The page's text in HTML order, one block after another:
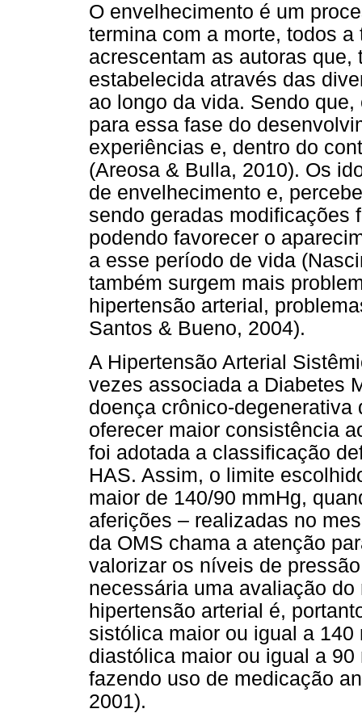
O envelhecimento é um
termina com a morte, todos
acrescentam as autoras
estabelecida através das
ao longo da vida. Sendo
para essa fase do
experiências e, dentro do
(Areosa & Bulla, 2010). Os
de envelhecimento e,
sendo geradas modificações
podendo favorecer o
a esse período de vida
também surgem mais
hipertensão arterial,
Santos & Bueno, 2004).
A Hipertensão Arterial
vezes associada a Diabetes
doença crônico-
oferecer maior consistência
foi adotada a classificação
HAS. Assim, o limite
maior de 140/90 mmHg,
aferições – realizadas no
da OMS chama a atenção
valorizar os níveis de
necessária uma avaliação
hipertensão arterial é,
sistólica maior ou igual a
diastólica maior ou igual a
fazendo uso de medicação
2001).